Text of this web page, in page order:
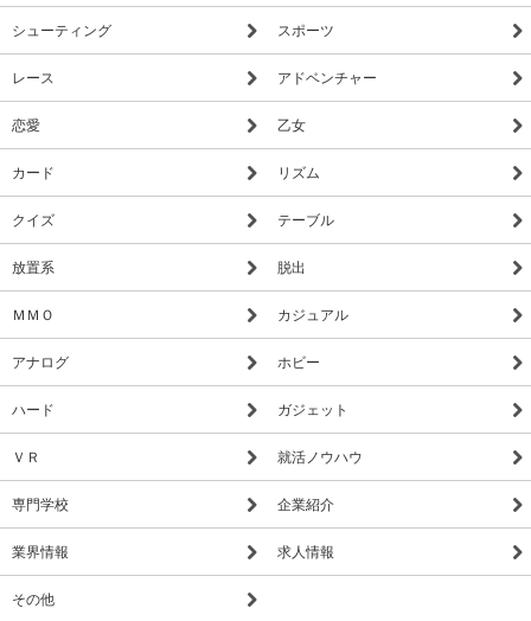
シューティング スポーツ
レース アドベンチャー
恋愛 乙女
カード リズム
クイズ テーブル
放置系 脱出
ＭＭＯ カジュアル
アナログ ホビー
ハード ガジェット
ＶＲ 就活ノウハウ
専門学校 企業紹介
業界情報 求人情報
その他